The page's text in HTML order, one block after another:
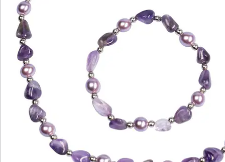
Newsletter abonnieren
Wir sind für Sie da
Service-Hotline